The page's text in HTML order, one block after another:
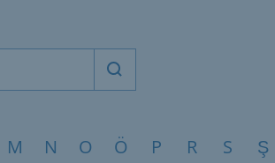
Aramaya başlayın
M N O Ö P R S Ş